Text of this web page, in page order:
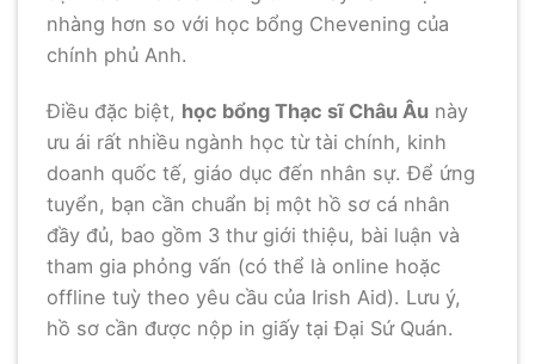
nhàng hơn so với học bổng Chevening của
chính phủ Anh.
Điều đặc biệt, học bổng Thạc sĩ Châu Âu này
ưu ái rất nhiều ngành học từ tài chính, kinh
doanh quốc tế, giáo dục đến nhân sự. Để ứng
tuyển, bạn cần chuẩn bị một hồ sơ cá nhân
đầy đủ, bao gồm 3 thư giới thiệu, bài luận và
tham gia phỏng vấn (có thể là online hoặc
offline tuỳ theo yêu cầu của Irish Aid). Lưu ý,
hồ sơ cần được nộp in giấy tại Đại Sứ Quán.